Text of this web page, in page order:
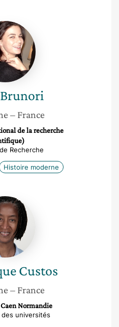
Luisa
Brunori
Brunori
– France
de la recherche
Recherche
Histoire moderne
Dominique
Custos
Custos
– France
Normandie
universités